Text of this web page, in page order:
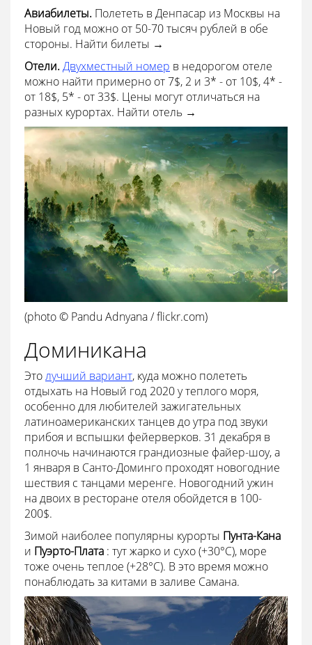
Авиабилеты. Полететь в Денпасар из Москвы на
Новый год можно от 50-70 тысяч рублей в обе
стороны. Найти билеты →
Отели.Двухместный номер в недорогом отеле
можно найти примерно от 7$, 2 и 3* - от 10$, 4* -
от 18$, 5* - от 33$. Цены могут отличаться на
разных курортах. Найти отель →
(photo © Pandu Adnyana / flickr.com)
Доминикана
Этолучший вариант, куда можно полететь
отдыхать на Новый год 2020 у теплого моря,
особенно для любителей зажигательных
латиноамериканских танцев до утра под звуки
прибоя и вспышки фейерверков. 31 декабря в
полночь начинаются грандиозные файер-шоу, а
1 января в Санто-Доминго проходят новогодние
шествия с танцами меренге. Новогодний ужин
на двоих в ресторане отеля обойдется в 100-
200$.
Зимой наиболее популярны курорты Пунта-Кана
и Пуэрто-Плата : тут жарко и сухо (+30°С), море
тоже очень теплое (+28°С). В это время можно
понаблюдать за китами в заливе Самана.